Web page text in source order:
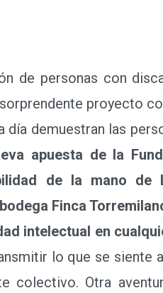
de personas con
proyecto
demuestran las
apuesta de la
de la mano de
Finca
intelectual en
lo que se siente
Otra